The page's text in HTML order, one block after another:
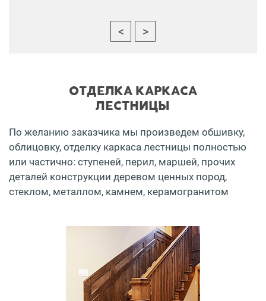
ОТДЕЛКА КАРКАСА
ЛЕСТНИЦЫ
По желанию заказчика мы произведем обшивку,
облицовку, отделку каркаса лестницы полностью
или частично: ступеней, перил, маршей, прочих
деталей конструкции деревом ценных пород,
стеклом, металлом, камнем, керамогранитом